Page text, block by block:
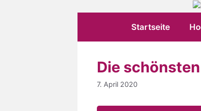
Startseite
Die
7. April 2020